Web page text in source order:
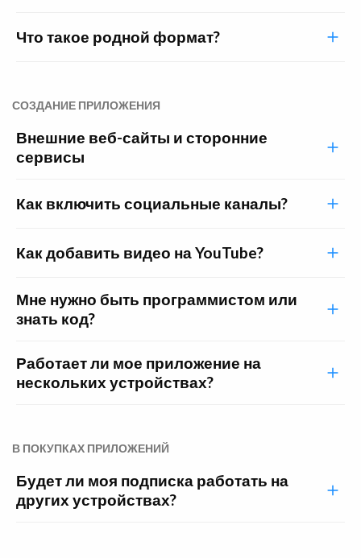
Что такое родной формат?
СОЗДАНИЕ ПРИЛОЖЕНИЯ
Внешние веб-сайты и сторонние
сервисы
Как включить социальные каналы?
Как добавить видео на YouTube?
Мне нужно быть программистом или
знать код?
Работает ли мое приложение на
нескольких устройствах?
В ПОКУПКАХ ПРИЛОЖЕНИЙ
Будет ли моя подписка работать на
других устройствах?